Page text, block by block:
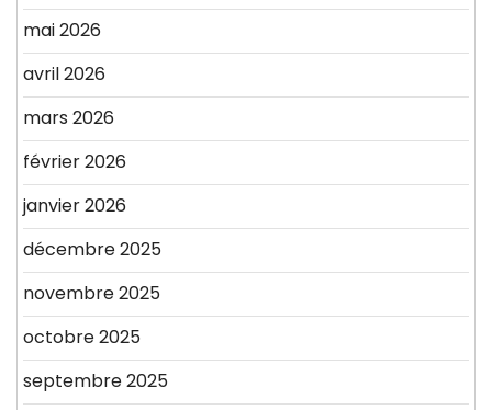
mai 2026
avril 2026
mars 2026
février 2026
janvier 2026
décembre 2025
novembre 2025
octobre 2025
septembre 2025